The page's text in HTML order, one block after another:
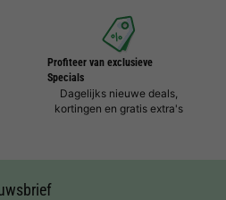
Profiteer van exclusieve
Specials
Dagelijks nieuwe deals,
kortingen en gratis extra's